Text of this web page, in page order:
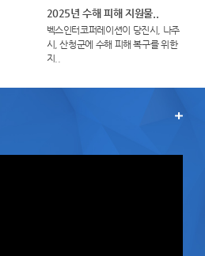
2025년 수해 피해 지원물..
벡스인터코퍼레이션이 당진시, 나주
시, 산청군에 수해 피해 복구를 위한
지..